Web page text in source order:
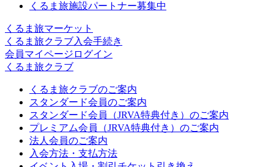
くるま旅施設パートナー募集中
くるま旅マーケット
くるま旅クラブ入会手続き
会員マイページログイン
くるま旅クラブ
くるま旅クラブのご案内
スタンダード会員のご案内
スタンダード会員（JRVA特典付き）のご案内
プレミアム会員（JRVA特典付き）のご案内
法人会員のご案内
入会方法・支払方法